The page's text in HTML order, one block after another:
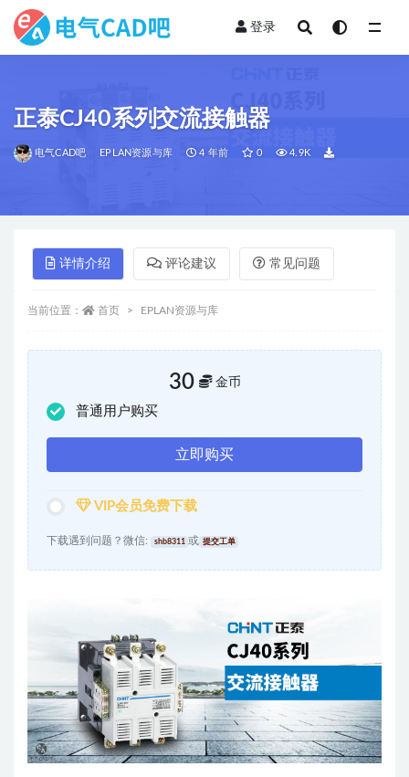
登录
正泰CJ40系列交流接触器
电气CAD吧 EPLAN资源与库 4 年前 0 4.9K
详情介绍 评论建议 常见问题
当前位置： 首页 EPLAN资源与库
30 金币
普通用户购买
立即购买
VIP会员免费下载
下载遇到问题？微信: shb8311 或 提交工单